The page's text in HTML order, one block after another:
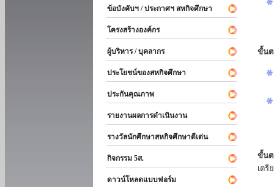
ข้อบังคับฯ / ประกาศฯ สหกิจศึกษา
โครงสร้างองค์กร
ผู้บริหาร / บุคลากร
ประโยชน์ของสหกิจศึกษา
ประกันคุณภาพ
รายงานผลการดำเนินงาน
รางวัลนักศึกษาสหกิจศึกษาดีเด่น
กิจกรรม 5ส.
ดาวน์โหลดแบบฟอร์ม
ขั้นต
ขั้น
เตรี